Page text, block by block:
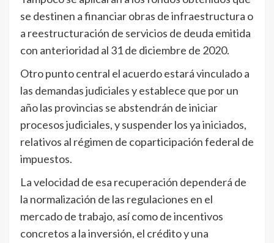
se destinen a financiar obras de infraestructura o
a reestructuración de servicios de deuda emitida
con anterioridad al 31 de diciembre de 2020.
Otro punto central el acuerdo estará vinculado a
las demandas judiciales y establece que por un
año las provincias se abstendrán de iniciar
procesos judiciales, y suspender los ya iniciados,
relativos al régimen de coparticipación federal de
impuestos.
La velocidad de esa recuperación dependerá de
la normalización de las regulaciones en el
mercado de trabajo, así como de incentivos
concretos a la inversión, el crédito y una